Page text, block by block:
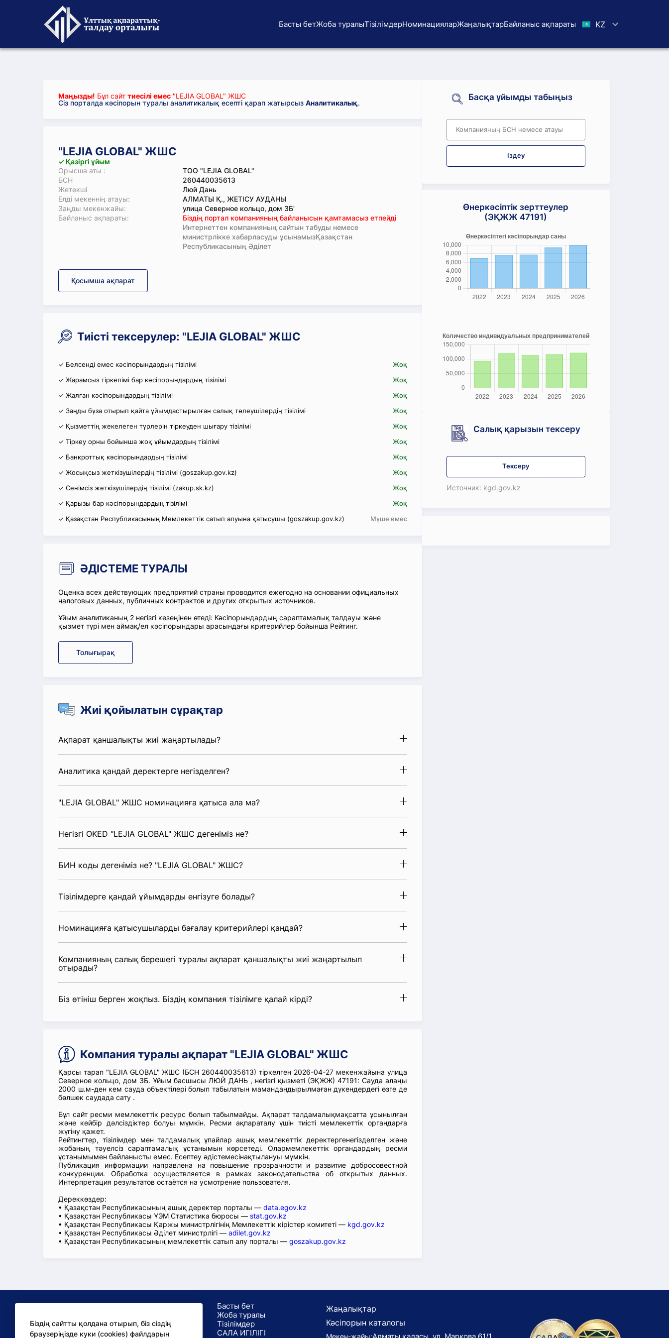
Басты бетЖоба туралыТізілімдерНоминацияларЖаңалықтарБайланыс ақпараты KZ
Маңызды! Бұл сайт тиесілі емес "LEJIA GLOBAL" ЖШС
Сіз порталда кәсіпорын туралы аналитикалық есепті қарап жатырсыз Аналитикалық.
"LEJIA GLOBAL" ЖШС
✓ Қазіргі ұйым
Орысша аты :
ТОО "LEJIA GLOBAL"
БСН
260440035613
Жетекші
Люй Дань
Елді мекеннің атауы:
АЛМАТЫ Қ., ЖЕТІСУ АУДАНЫ
Заңды мекенжайы:
улица Северное кольцо, дом 3Б'
Байланыс ақпараты:
Біздің портал компанияның байланысын қамтамасыз етпейді
Интернеттен компанияның сайтын табуды немесе
министрлікке хабарласуды ұсынамызҚазақстан
Республикасының Әділет
Қосымша ақпарат
Тиісті тексерулер: "LEJIA GLOBAL" ЖШС
✓ Белсенді емес кәсіпорындардың тізілімі
Жоқ
✓ Жарамсыз тіркелімі бар кәсіпорындардың тізілімі
Жоқ
✓ Жалған кәсіпорындардың тізілімі
Жоқ
✓ Заңды бұза отырып қайта ұйымдастырылған салық төлеушілердің тізілімі
Жоқ
✓ Қызметтің жекелеген түрлерін тіркеуден шығару тізілімі
Жоқ
✓ Тіркеу орны бойынша жоқ ұйымдардың тізілімі
Жоқ
✓ Банкроттық кәсіпорындардың тізілімі
Жоқ
✓ Жосықсыз жеткізушілердің тізілімі (goszakup.gov.kz)
Жоқ
✓ Сенімсіз жеткізушілердің тізілімі (zakup.sk.kz)
Жоқ
✓ Қарызы бар кәсіпорындардың тізілімі
Жоқ
✓ Қазақстан Республикасының Мемлекеттік сатып алуына қатысушы (goszakup.gov.kz)
Мүше емес
ӘДІСТЕМЕ ТУРАЛЫ
Оценка всех действующих предприятий страны проводится ежегодно на основании официальных
налоговых данных, публичных контрактов и других открытых источников.
Ұйым аналитиканың 2 негізгі кезеңінен өтеді: Кәсіпорындардың сараптамалық талдауы және
қызмет түрі мен аймақ/ел кәсіпорындары арасындағы критерийлер бойынша Рейтинг.
Толығырақ
Жиі қойылатын сұрақтар
Ақпарат қаншалықты жиі жаңартылады?
Аналитика қандай деректерге негізделген?
"LEJIA GLOBAL" ЖШС номинацияға қатыса ала ма?
Негізгі OKED "LEJIA GLOBAL" ЖШС дегеніміз не?
БИН коды дегеніміз не? "LEJIA GLOBAL" ЖШС?
Тізілімдерге қандай ұйымдарды енгізуге болады?
Номинацияға қатысушыларды бағалау критерийлері қандай?
Компанияның салық берешегі туралы ақпарат қаншалықты жиі жаңартылып
отырады?
Біз өтініш берген жоқпыз. Біздің компания тізілімге қалай кірді?
Компания туралы ақпарат "LEJIA GLOBAL" ЖШС
Қарсы тарап "LEJIA GLOBAL" ЖШС (БСН 260440035613) тіркелген 2026-04-27 мекенжайына улица
Северное кольцо, дом 3Б. Ұйым басшысы ЛЮЙ ДАНЬ , негізгі қызметі (ЭҚЖЖ) 47191: Сауда алаңы
2000 ш.м-ден кем сауда объектілері болып табылатын мамандандырылмаған дүкендердегі өзге де
бөлшек саудада сату .
Бұл сайт ресми мемлекеттік ресурс болып табылмайды. Ақпарат талдамалықмақсатта ұсынылған
және кейбір дәлсіздіктер болуы мүмкін. Ресми ақпараталу үшін тиісті мемлекеттік органдарға
жүгіну қажет.
Рейтингтер, тізілімдер мен талдамалық ұпайлар ашық мемлекеттік деректергенегізделген және
жобаның тәуелсіз сараптамалық ұстанымын көрсетеді. Олармемлекеттік органдардың ресми
ұстанымымен байланысты емес. Есептеу әдістемесінақтылануы мүмкін.
Публикация информации направлена на повышение прозрачности и развитие добросовестной
конкуренции. Обработка осуществляется в рамках законодательства об открытых данных.
Интерпретация результатов остаётся на усмотрение пользователя.
Дереккөздер:
• Қазақстан Республикасының ашық деректер порталы — data.egov.kz
• Қазақстан Республикасы ҰЭМ Статистика бюросы — stat.gov.kz
• Қазақстан Республикасы Қаржы министрлігінің Мемлекеттік кірістер комитеті — kgd.gov.kz
• Қазақстан Республикасы Әділет министрлігі — adilet.gov.kz
• Қазақстан Республикасының мемлекеттік сатып алу порталы — goszakup.gov.kz
Басқа ұйымды табыңыз
Іздеу
Өнеркәсіптік зерттеулер
(ЭҚЖЖ 47191)
Салық қарызын тексеру
Тексеру
Источник: kgd.gov.kz
Біздің сайтты қолдана отырып, біз сіздің
браузеріңізде куки (cookies) файлдарын
Басты бет
Жоба туралы
Тізілімдер
САЛА ИГІЛІГІ
Жаңалықтар
Кәсіпорын каталогы
Мекен-жайы: